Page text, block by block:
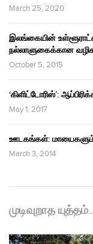
March 25, 2020
இலங்கையின்
நல்லாளுகைக்கான
October 5, 2015
‘கிளிட்டோரிஸ்’:
May 1, 2017
ஊடகங்கள்:
March 3, 2014
முடிவுறாத